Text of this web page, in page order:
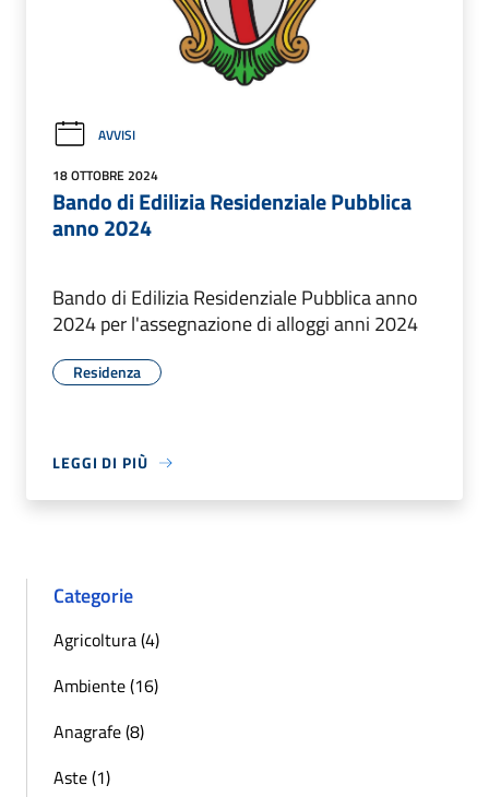
AVVISI
18 OTTOBRE 2024
Bando di Edilizia Residenziale Pubblica
anno 2024
Bando di Edilizia Residenziale Pubblica anno
2024 per l'assegnazione di alloggi anni 2024
Residenza
LEGGI DI PIÙ
Categorie
Agricoltura (4)
Ambiente (16)
Anagrafe (8)
Aste (1)